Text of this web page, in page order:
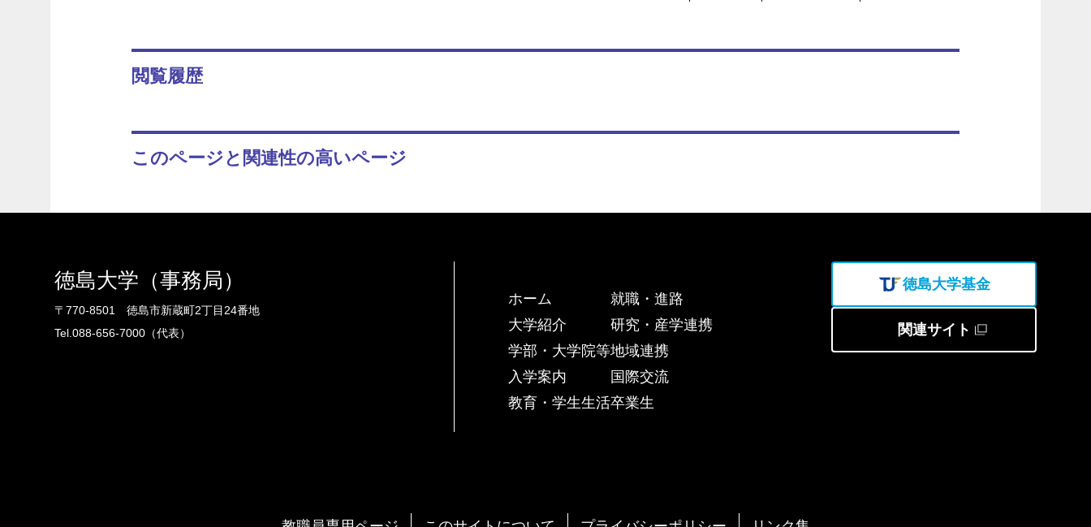
閲覧履歴
このページと関連性の高いページ
徳島大学（事務局）
〒770-8501 徳島市新蔵町2丁目24番地
Tel.088-656-7000（代表）
ホーム
大学紹介
学部・大学院等
入学案内
教育・学生生活
就職・進路
研究・産学連携
地域連携
国際交流
卒業生
徳島大学基金
関連サイト